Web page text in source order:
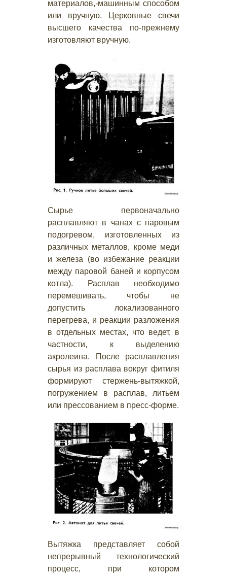
материалов,-машинным способом
или вручную. Церковные свечи
высшего качества по-прежнему
изготовляют вручную.
Сырье первоначально
расплавляют в чанах с паровым
подогревом, изготовленных из
различных металлов, кроме меди
и железа (во избежание реакции
между паровой баней и корпусом
котла). Расплав необходимо
перемешивать, чтобы не
допустить локализованного
перегрева, и реакции разложения
в отдельных местах, что ведет, в
частности, к выделению
акролеина. После расплавления
сырья из расплава вокруг фитиля
формируют стержень-вытяжкой,
погружением в расплав, литьем
или прессованием в пресс-форме.
Вытяжка представляет собой
непрерывный технологический
процесс, при котором